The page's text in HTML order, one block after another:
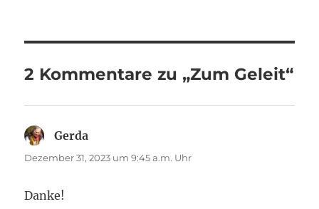
2 Kommentare zu „Zum Geleit“
Gerda
Dezember 31, 2023 um 9:45 a.m. Uhr
Danke!